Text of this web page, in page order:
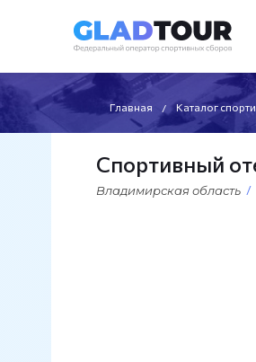
Главная Каталог
Спортивный
Владимирская область